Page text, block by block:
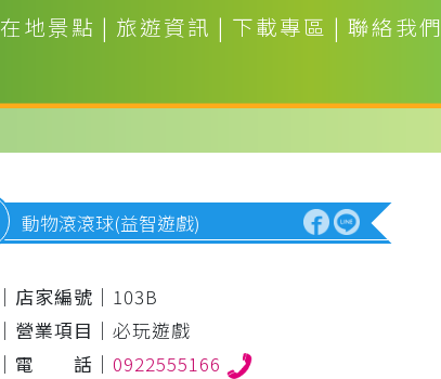
在地景點 | 旅遊資訊 | 下載專區 | 聯絡我們
動物滾滾球(益智遊戲)
｜店家編號｜ 103B
｜營業項目｜ 必玩遊戲
｜電 話｜ 0922555166